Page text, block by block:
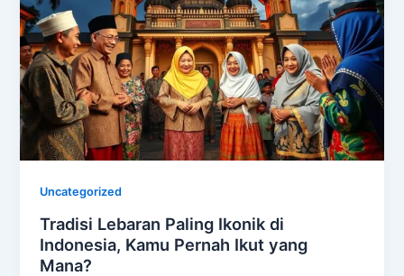
Uncategorized
Tradisi Lebaran Paling Ikonik di
Indonesia, Kamu Pernah Ikut yang
Mana?